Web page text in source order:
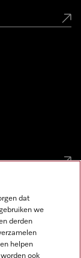
dat
we
derden
helpen
ook